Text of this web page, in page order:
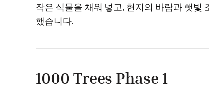
작은 식물을 채워 넣고, 현지의 바람과 햇빛
했습니다.
1000 Trees Phase 1